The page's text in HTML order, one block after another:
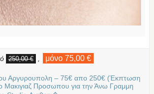
250,00 € μόνο 75,00 €
Αργυρουπολη – 75€ απο 250€ (Έκπτωση
Μακιγιαζ Προσωπου για την Άνω Γραμμη